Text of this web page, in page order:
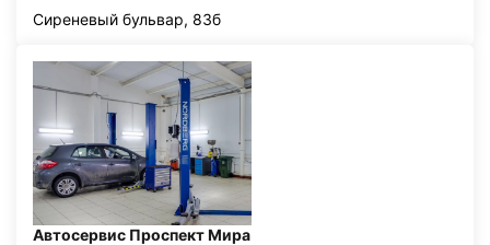
Сиреневый бульвар, 83б
Автосервис Проспект Мира